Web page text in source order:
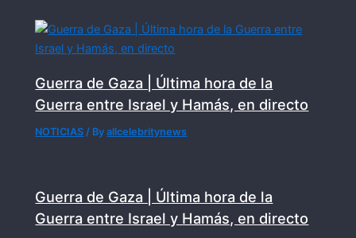
Guerra de Gaza | Última hora de la
Guerra entre Israel y Hamás, en directo
NOTICIAS / Byallcelebritynews
Guerra de Gaza | Última hora de la
Guerra entre Israel y Hamás, en directo